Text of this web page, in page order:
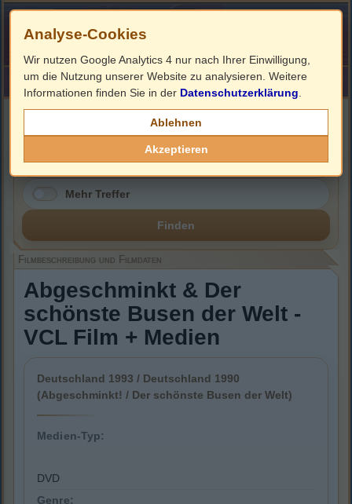
HOME ImpressumLinks
Filmbeschreibung, Cover & DVD Infos
Mehr Treffer
Finden
Filmbeschreibung und Filmdaten
Abgeschminkt & Der
schönste Busen der Welt -
VCL Film + Medien
Deutschland 1993 / Deutschland 1990
(Abgeschminkt! / Der schönste Busen der Welt)
Medien-Typ:
DVD
Genre:
Analyse-Cookies
Wir nutzen Google Analytics 4 nur nach Ihrer Einwilligung,
um die Nutzung unserer Website zu analysieren. Weitere
Informationen finden Sie in der Datenschutzerklärung
Ablehnen
Akzeptieren